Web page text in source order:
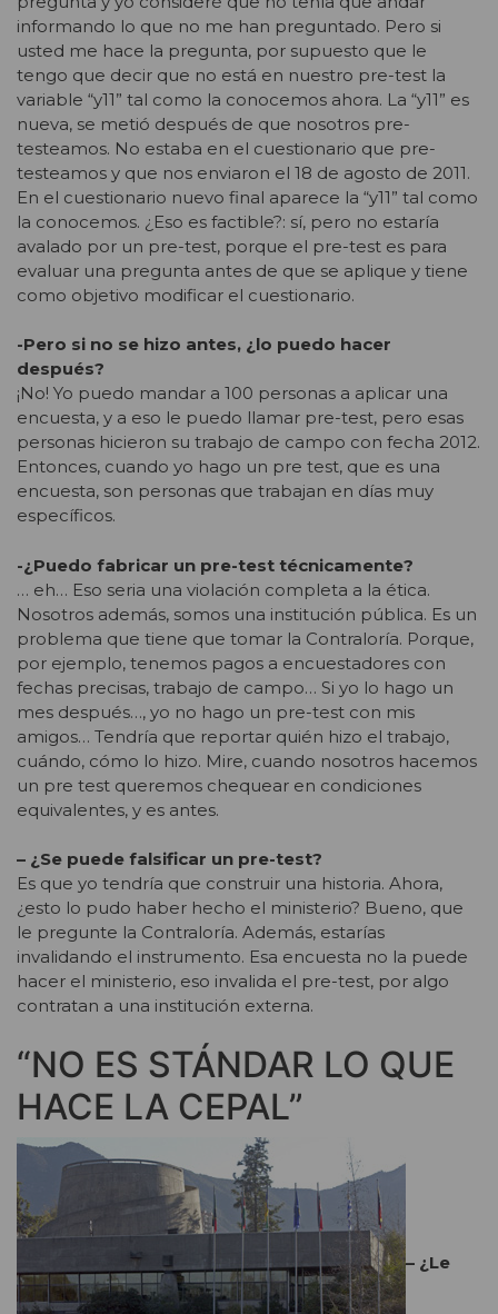
informando lo que no me han preguntado. Pero si
usted me hace la pregunta, por supuesto que le
tengo que decir que no está en nuestro pre-test la
variable “y11” tal como la conocemos ahora. La “y11” es
nueva, se metió después de que nosotros pre-
testeamos. No estaba en el cuestionario que pre-
testeamos y que nos enviaron el 18 de agosto de 2011.
En el cuestionario nuevo final aparece la “y11” tal como
la conocemos. ¿Eso es factible?: sí, pero no estaría
avalado por un pre-test, porque el pre-test es para
evaluar una pregunta antes de que se aplique y tiene
como objetivo modificar el cuestionario.
-Pero si no se hizo antes, ¿lo puedo hacer
después?
¡No! Yo puedo mandar a 100 personas a aplicar una
encuesta, y a eso le puedo llamar pre-test, pero esas
personas hicieron su trabajo de campo con fecha 2012.
Entonces, cuando yo hago un pre test, que es una
encuesta, son personas que trabajan en días muy
específicos.
-¿Puedo fabricar un pre-test técnicamente?
… eh… Eso seria una violación completa a la ética.
Nosotros además, somos una institución pública. Es un
problema que tiene que tomar la Contraloría. Porque,
por ejemplo, tenemos pagos a encuestadores con
fechas precisas, trabajo de campo… Si yo lo hago un
mes después…, yo no hago un pre-test con mis
amigos… Tendría que reportar quién hizo el trabajo,
cuándo, cómo lo hizo. Mire, cuando nosotros hacemos
un pre test queremos chequear en condiciones
equivalentes, y es antes.
– ¿Se puede falsificar un pre-test?
Es que yo tendría que construir una historia. Ahora,
¿esto lo pudo haber hecho el ministerio? Bueno, que
le pregunte la Contraloría. Además, estarías
invalidando el instrumento. Esa encuesta no la puede
hacer el ministerio, eso invalida el pre-test, por algo
contratan a una institución externa.
“NO ES STÁNDAR LO QUE
HACE LA CEPAL”
– ¿Le